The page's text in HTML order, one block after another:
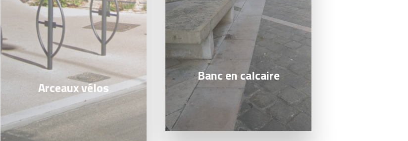
Arceaux vélos
Banc en calcaire